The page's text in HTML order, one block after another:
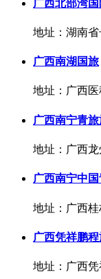
广西北部湾
地址：湖南
广西南湖国旅
地址：广西医
广西南宁青
地址：广西
广西南宁中
地址：广西
广西凭祥鹏
地址：广西